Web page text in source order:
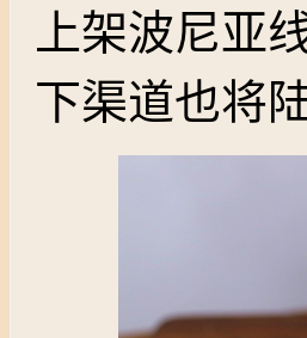
上架波尼亚
下渠道也将